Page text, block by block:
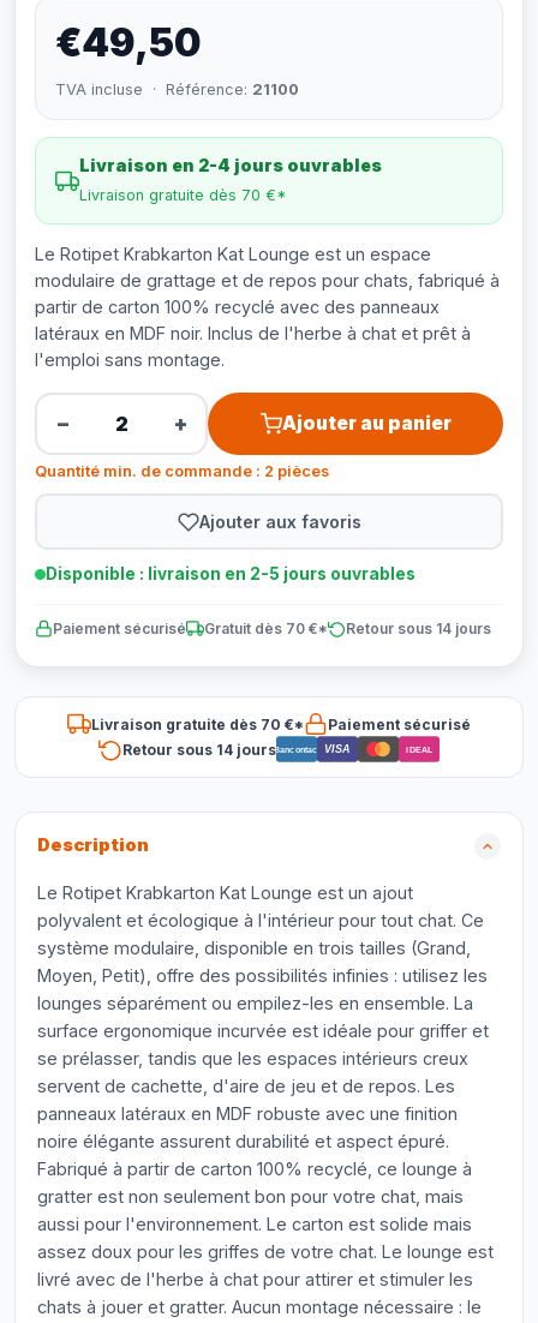
€49,50
TVA incluse · Référence: 21100
Livraison en 2-4 jours ouvrables
Livraison gratuite dès 70 €*
Le Rotipet Krabkarton Kat Lounge est un espace
modulaire de grattage et de repos pour chats, fabriqué à
partir de carton 100% recyclé avec des panneaux
latéraux en MDF noir. Inclus de l'herbe à chat et prêt à
l'emploi sans montage.
− + Ajouter au panier
Quantité min. de commande : 2 pièces
Ajouter aux favoris
Disponible : livraison en 2-5 jours ouvrables
Paiement sécurisé Gratuit dès 70 €* Retour sous 14 jours
Livraison gratuite dès 70 €*
Paiement sécurisé
Retour sous 14 joursBancontact VISA iDEAL
Description
Le Rotipet Krabkarton Kat Lounge est un ajout
polyvalent et écologique à l'intérieur pour tout chat. Ce
système modulaire, disponible en trois tailles (Grand,
Moyen, Petit), offre des possibilités infinies : utilisez les
lounges séparément ou empilez-les en ensemble. La
surface ergonomique incurvée est idéale pour griffer et
se prélasser, tandis que les espaces intérieurs creux
servent de cachette, d'aire de jeu et de repos. Les
panneaux latéraux en MDF robuste avec une finition
noire élégante assurent durabilité et aspect épuré.
Fabriqué à partir de carton 100% recyclé, ce lounge à
gratter est non seulement bon pour votre chat, mais
aussi pour l'environnement. Le carton est solide mais
assez doux pour les griffes de votre chat. Le lounge est
livré avec de l'herbe à chat pour attirer et stimuler les
chats à jouer et gratter. Aucun montage nécessaire : le